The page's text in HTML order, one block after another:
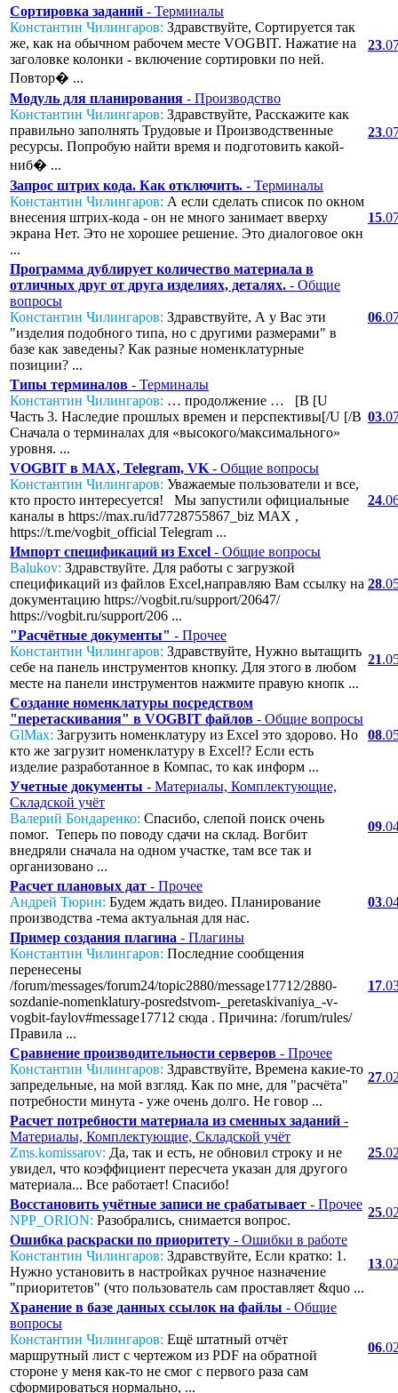
Сортировка заданий - Терминалы
Константин Чилингаров: Здравствуйте, Сортируется так
же, как на обычном рабочем месте VOGBIT. Нажатие на
заголовке колонки - включение сортировки по ней.
Повтор� ...
23
Модуль для планирования - Производство
Константин Чилингаров: Здравствуйте, Расскажите как
правильно заполнять Трудовые и Производственные
ресурсы. Попробую найти время и подготовить какой-
ниб� ...
23
Запрос штрих кода. Как отключить. - Терминалы
Константин Чилингаров: А если сделать список по окном
внесения штрих-кода - он не много занимает вверху
экрана Нет. Это не хорошее решение. Это диалоговое окн
...
15
Программа дублирует количество материала в
отличных друг от друга изделиях, деталях. - Общие
вопросы
Константин Чилингаров: Здравствуйте, А у Вас эти
"изделия подобного типа, но с другими размерами" в
базе как заведены? Как разные номенклатурные
позиции? ...
06
Типы терминалов - Терминалы
Константин Чилингаров: … продолжение … [B [U
Часть 3. Наследие прошлых времен и перспективы[/U [/B
Сначала о терминалах для «высокого/максимального»
уровня. ...
03
VOGBIT в MAX, Telegram, VK - Общие вопросы
Константин Чилингаров: Уважаемые пользователи и все,
кто просто интересуется! Мы запустили официальные
каналы в https://max.ru/id7728755867_biz MAX ,
https://t.me/vogbit_official Telegram ...
24
Импорт спецификаций из Excel - Общие вопросы
Balukov: Здравствуйте. Для работы с загрузкой
спецификаций из файлов Excel,направляю Вам ссылку на
документацию https://vogbit.ru/support/20647/
https://vogbit.ru/support/206 ...
28
"Расчётные документы" - Прочее
Константин Чилингаров: Здравствуйте, Нужно вытащить
себе на панель инструментов кнопку. Для этого в любом
месте на панели инструментов нажмите правую кнопк ...
21
Создание номенклатуры посредством
"перетаскивания" в VOGBIT файлов - Общие вопросы
GlMax: Загрузить номенклатуру из Excel это здорово. Но
кто же загрузит номенклатуру в Excel!? Если есть
изделие разработанное в Компас, то как информ ...
08
Учетные документы - Материалы, Комплектующие,
Складской учёт
Валерий Бондаренко: Спасибо, слепой поиск очень
помог. Теперь по поводу сдачи на склад. Вогбит
внедряли сначала на одном участке, там все так и
организовано ...
09
Расчет плановых дат - Прочее
Андрей Тюрин: Будем ждать видео. Планирование
производства -тема актуальная для нас.
03
Пример создания плагина - Плагины
Константин Чилингаров: Последние сообщения
перенесены
/forum/messages/forum24/topic2880/message17712/2880-
sozdanie-nomenklatury-posredstvom-_peretaskivaniya_-v-
vogbit-faylov#message17712 сюда . Причина: /forum/rules/
Правила ...
17
Сравнение производительности серверов - Прочее
Константин Чилингаров: Здравствуйте, Времена какие-то
запредельные, на мой взгляд. Как по мне, для "расчёта"
потребности минута - уже очень долго. Не говор ...
27
Расчет потребности материала из сменных заданий -
Материалы, Комплектующие, Складской учёт
Zms.komissarov: Да, так и есть, не обновил строку и не
увидел, что коэффициент пересчета указан для другого
материала... Все работает! Спасибо!
25
Восстановить учётные записи не срабатывает - Прочее
NPP_ORION: Разобрались, снимается вопрос.
25
Ошибка раскраски по приоритету - Ошибки в работе
Константин Чилингаров: Здравствуйте, Если кратко: 1.
Нужно установить в настройках ручное назначение
"приоритетов" (что пользователь сам проставляет &quo ...
13
Хранение в базе данных ссылок на файлы - Общие
вопросы
Константин Чилингаров: Ещё штатный отчёт
маршрутный лист с чертежом из PDF на обратной
стороне у меня как-то не смог с первого раза сам
сформироваться нормально, ...
06